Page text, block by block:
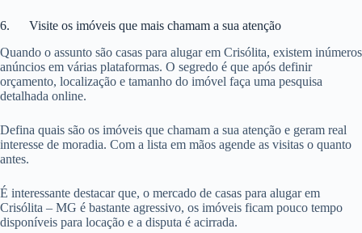
6. Visite os imóveis que mais chamam a sua atenção
Quando o assunto são casas para alugar em Crisólita, existem inúmeros
anúncios em várias plataformas. O segredo é que após definir
orçamento, localização e tamanho do imóvel faça uma pesquisa
detalhada online.
Defina quais são os imóveis que chamam a sua atenção e geram real
interesse de moradia. Com a lista em mãos agende as visitas o quanto
antes.
É interessante destacar que, o mercado de casas para alugar em
Crisólita – MG é bastante agressivo, os imóveis ficam pouco tempo
disponíveis para locação e a disputa é acirrada.